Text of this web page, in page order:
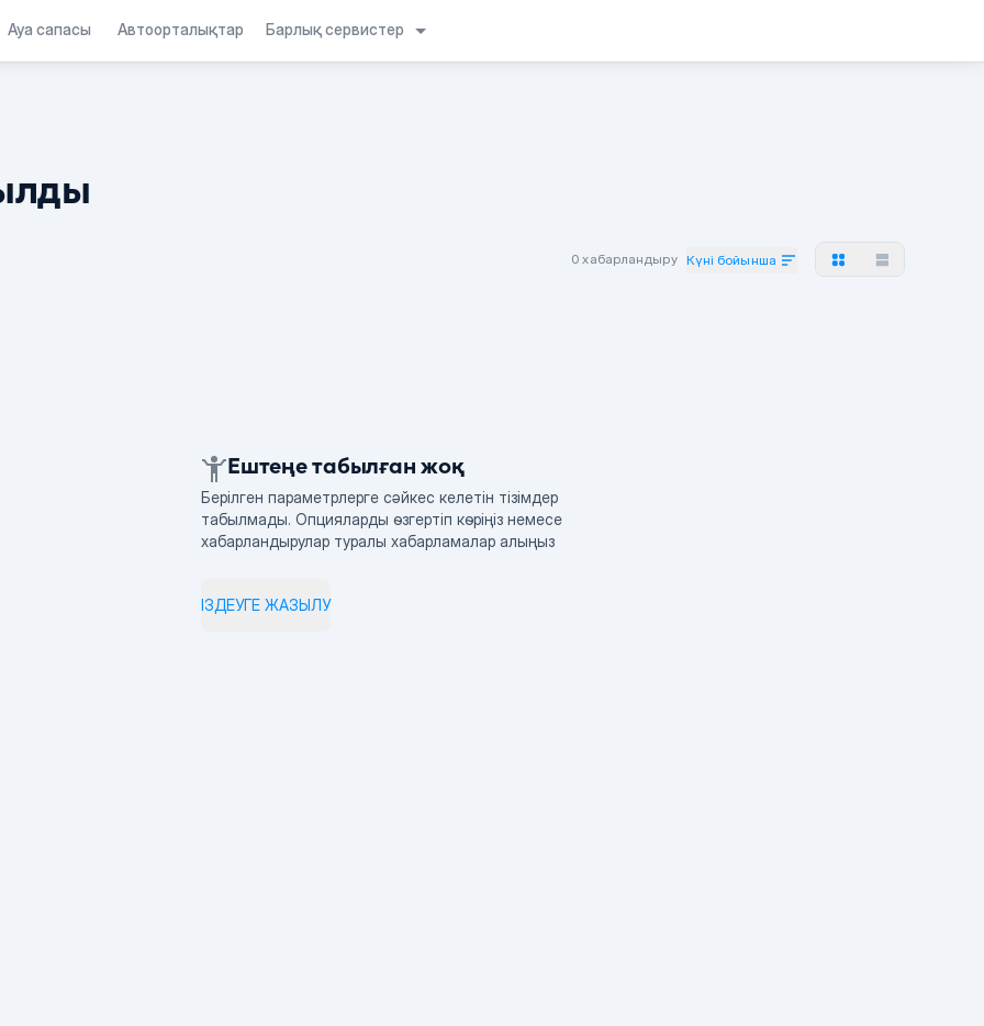
Ауа сапасы Автоорталықтар Барлық сервистер
0 хабарландыру Күні бойынша
Ештеңе табылған жоқ
Берілген параметрлерге сәйкес келетін тізімдер
табылмады. Опцияларды өзгертіп көріңіз немесе
хабарландырулар туралы хабарламалар алыңыз
ІЗДЕУГЕ ЖАЗЫЛУ